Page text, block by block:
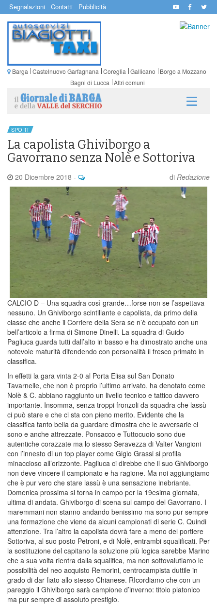
Segnalazioni Contatti Pubblicità
Barga Castelnuovo Garfagnana Coreglia Gallicano
Borgo a Mozzano
Bagni di Lucca Altri comuni
SPORT
La capolista Ghiviborgo a
Gavorrano senza Nolè e Sottoriva
20 Dicembre 2018 - di Redazione
CALCIO D – Una squadra così grande…forse non se l’aspettava
nessuno. Un Ghiviborgo scintillante e capolista, da primo della
classe che anche il Corriere della Sera se n’è occupato con un
bell’articolo a firma di Simone Dinelli. La squadra di Guido
Pagliuca guarda tutti dall’alto in basso e ha dimostrato anche una
notevole maturità difendendo con personalità il fresco primato in
classifica.
In effetti la gara vinta 2-0 al Porta Elisa sul San Donato
Tavarnelle, che non è proprio l’ultimo arrivato, ha denotato come
Nolè & C. abbiano raggiunto un livello tecnico e tattico davvero
importante. Insomma, senza troppi fronzoli da squadra che lassù
ci può stare e che ci sta con pieno merito. Evidente che la
classifica tanto bella da guardare dimostra che le avversarie ci
sono e anche attrezzate. Ponsacco e Tuttocuoio sono due
autentiche corazzate ma lo stesso Seravezza di Valter Vangioni
con l’innesto di un top player come Gigio Grassi si profila
minaccioso all’orizzonte. Pagliuca ci direbbe che il suo Ghiviborgo
non deve vincere il campionato e ha ragione. Ma noi aggiungiamo
che è pur vero che stare lassù è una sensazione inebriante.
Domenica prossima si torna in campo per la 19esima giornata,
ultima di andata. Ghiviborgo di scena sul campo del Gavorrano. I
maremmani non stanno andando benissimo ma sono pur sempre
una formazione che viene da alcuni campionati di serie C. Quindi
attenzione. Tra l’altro la capolista dovrà fare a meno del portiere
Sottoriva, al suo posto Petroni, e di Nolè, entrambi squalificati. Per
la sostituzione del capitano la soluzione più logica sarebbe Marino
che a sua volta rientra dalla squalifica, ma non sottovalutiamo le
possibilità del neo acquisto Remorini, centrocampista duttile in
grado di dar fiato allo stesso Chianese. RIcordiamo che con un
pareggio il Ghiviborgo sarà campione d’inverno: titolo platonico
ma pur sempre di assoluto prestigio.